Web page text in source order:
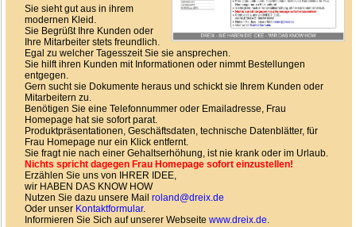
Sie sieht gut aus in ihrem
modernen Kleid.
Sie Begrüßt Ihre Kunden oder
Ihre Mitarbeiter stets freundlich.
Egal zu welcher Tagesszeit Sie sie ansprechen.
Sie hilft ihren Kunden mit Informationen oder nimmt Bestellungen
entgegen.
Gern sucht sie Dokumente heraus und schickt sie Ihrem Kunden oder
Mitarbeitern zu.
Benötigen Sie eine Telefonnummer oder Emailadresse, Frau
Homepage hat sie sofort parat.
Produktpräsentationen, Geschäftsdaten, technische Datenblätter, für
Frau Homepage nur ein Klick entfernt.
Sie fragt nie nach einer Gehaltserhöhung, ist nie krank oder im Urlaub.
Nichts spricht dagegen Frau Homepage sofort einzustellen!
Erzählen Sie uns von IHRER IDEE,
wir HABEN DAS KNOW HOW
Nutzen Sie dazu unsere Mail roland@dreix.de
Oder unser Kontaktformular.
Informieren Sie Sich auf unserer Webseite www.dreix.de.